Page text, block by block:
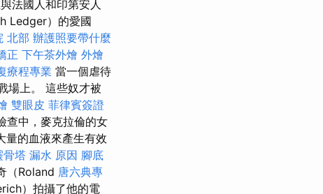
法國人和印第安人
Ledger）的愛國
北部 辦護照要帶什麼
正 下午茶外燴 外燴
療程專業 當一個虐待
場上。 這些奴才被
雙眼皮 菲律賓簽證
查中，麥克拉倫的女
量的血液來產生有效
骨塔 漏水 原因 腳底
（Roland 唐六典專
）拍攝了他的電